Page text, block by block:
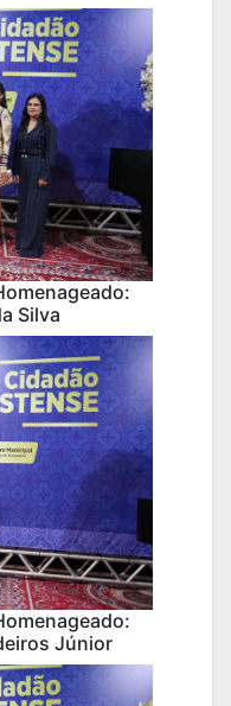
Silva
Júnior